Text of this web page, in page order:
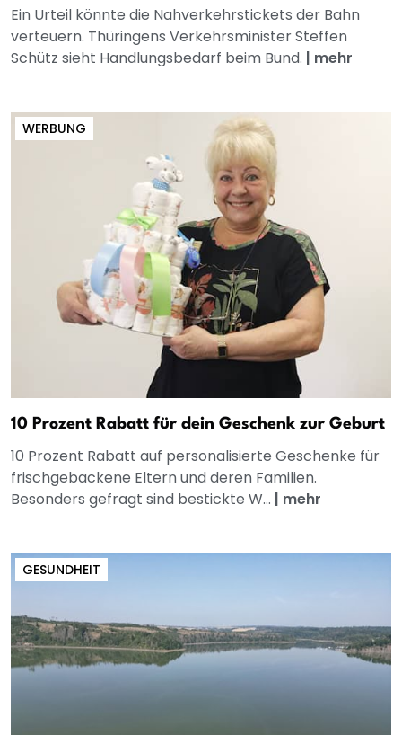
Ein Urteil könnte die Nahverkehrstickets der Bahn
verteuern. Thüringens Verkehrsminister Steffen
Schütz sieht Handlungsbedarf beim Bund. | mehr
WERBUNG
10 Prozent Rabatt für dein Geschenk zur Geburt
10 Prozent Rabatt auf personalisierte Geschenke für
frischgebackene Eltern und deren Familien.
Besonders gefragt sind bestickte W... | mehr
GESUNDHEIT